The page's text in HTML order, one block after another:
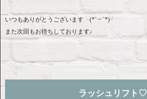
いつもありがとうございます╰(*´︶`*)╯
また次回もお待ちしております♩
ラッシュリフト♡